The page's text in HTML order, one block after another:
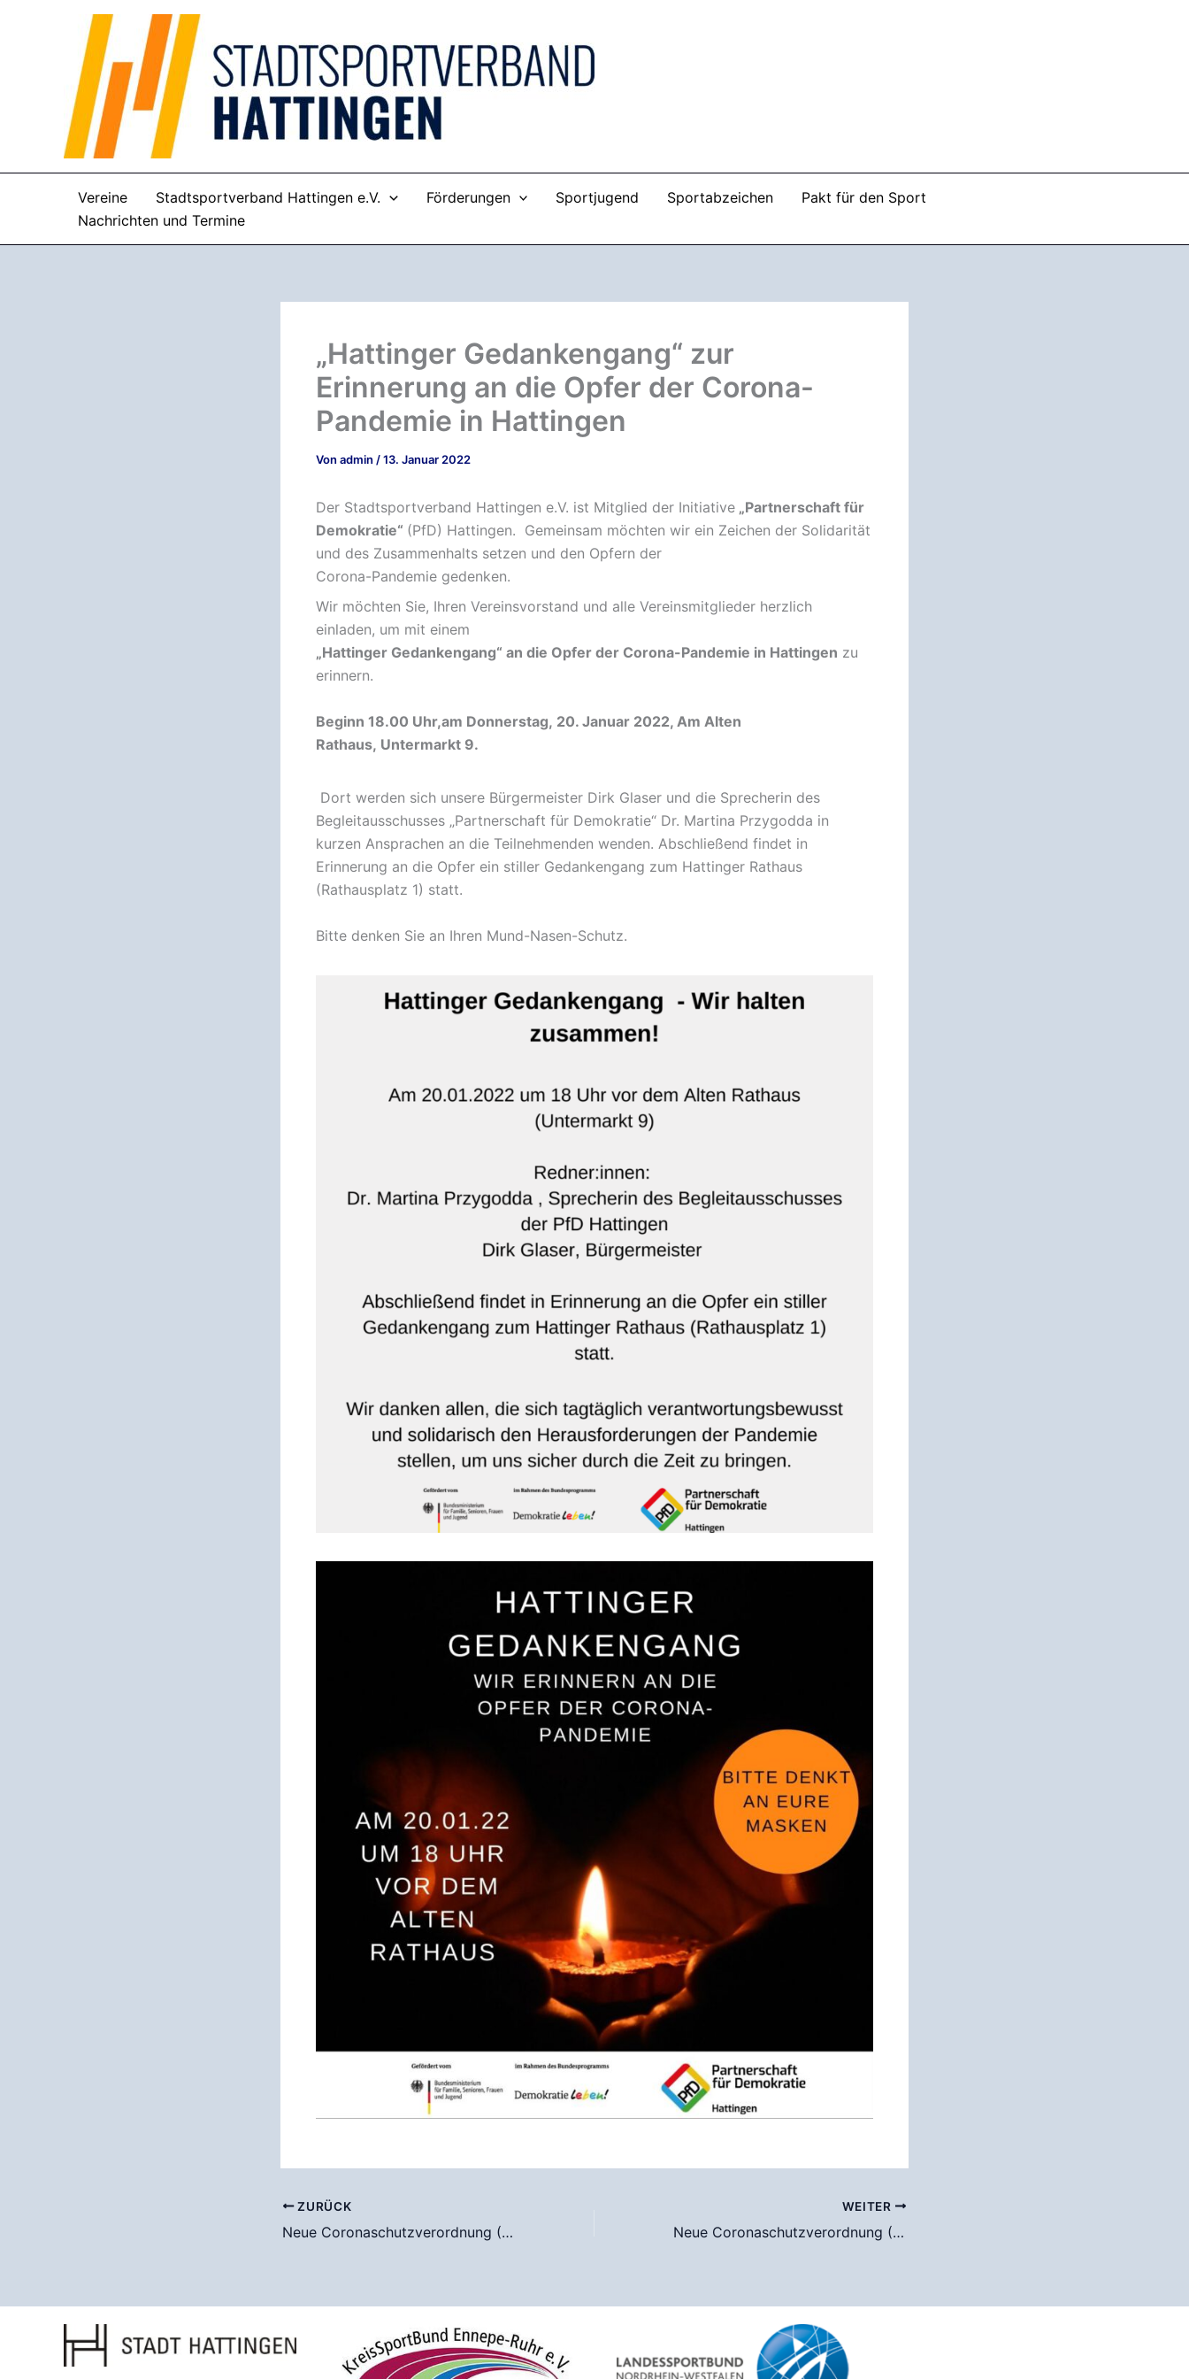
Vereine Stadtsportverband Hattingen e.V. Förderungen Sportjugend Sportabzeichen
Pakt für den Sport
Nachrichten und Termine
„Hattinger Gedankengang“ zur
Erinnerung an die Opfer der Corona-
Pandemie in Hattingen
Von admin /13. Januar 2022
Der Stadtsportverband Hattingen e.V. ist Mitglied der Initiative „Partnerschaft für
Demokratie“ (PfD) Hattingen. Gemeinsam möchten wir ein Zeichen der Solidarität
und des Zusammenhalts setzen und den Opfern der
Corona-Pandemie gedenken.
Wir möchten Sie, Ihren Vereinsvorstand und alle Vereinsmitglieder herzlich
einladen, um mit einem
„Hattinger Gedankengang“ an die Opfer der Corona-Pandemie in Hattingen zu
erinnern.
Beginn 18.00 Uhr,am Donnerstag, 20. Januar 2022, Am Alten
Rathaus, Untermarkt 9.
Dort werden sich unsere Bürgermeister Dirk Glaser und die Sprecherin des
Begleitausschusses „Partnerschaft für Demokratie“ Dr. Martina Przygodda in
kurzen Ansprachen an die Teilnehmenden wenden. Abschließend findet in
Erinnerung an die Opfer ein stiller Gedankengang zum Hattinger Rathaus
(Rathausplatz 1) statt.
Bitte denken Sie an Ihren Mund-Nasen-Schutz.
ZURÜCK
Neue Coronaschutzverordnung (11.01.2022)
WEITER
Neue Coronaschutzverordnung (09.02.2022)